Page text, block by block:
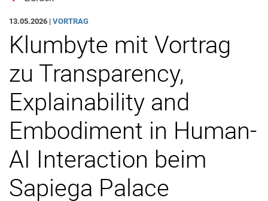
13.05.2026 | VORTRAG
Klumbyte mit Vortrag
zu Transparency,
Explainability and
Embodiment in Human-
AI Interaction beim
Sapiega Palace